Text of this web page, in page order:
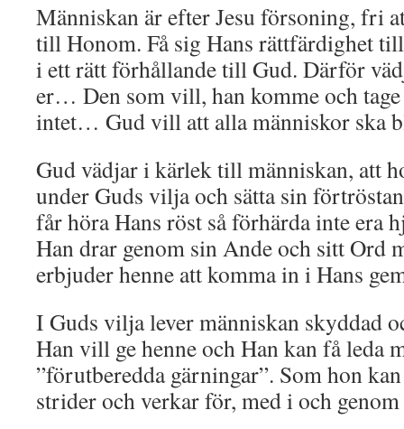
Människan är efter Jesu försoning, fri
till Honom. Få sig Hans rättfärdighet
i ett rätt förhållande till Gud. Därför
er… Den som vill, han komme och
intet… Gud vill att alla människor ska
Gud vädjar i kärlek till människan, att
under Guds vilja och sätta sin
får höra Hans röst så förhärda inte era
Han drar genom sin Ande och sitt Ord
erbjuder henne att komma in i Hans
I Guds vilja lever människan skyddad
Han vill ge henne och Han kan få leda
”förutberedda gärningar”. Som hon
strider och verkar för, med i och